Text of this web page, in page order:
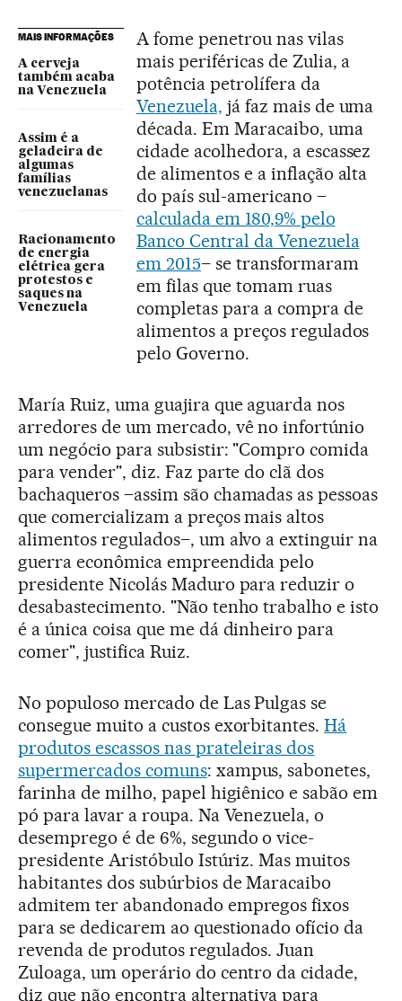
MAIS INFORMAÇÕES
A cerveja
também acaba
na Venezuela
Assim é a
geladeira de
algumas
famílias
venezuelanas
Racionamento
de energia
elétrica gera
protestos e
saques na
Venezuela
A fome penetrou nas vilas
mais periféricas de Zulia, a
potência petrolífera da
Venezuela, já faz mais de uma
década. Em Maracaibo, uma
cidade acolhedora, a escassez
de alimentos e a inflação alta
do país sul-americano –
calculada em 180,9% pelo
Banco Central da Venezuela
em 2015– se transformaram
em filas que tomam ruas
completas para a compra de
alimentos a preços regulados
pelo Governo.
María Ruiz, uma guajira que aguarda nos
arredores de um mercado, vê no infortúnio
um negócio para subsistir: "Compro comida
para vender", diz. Faz parte do clã dos
bachaqueros –assim são chamadas as pessoas
que comercializam a preços mais altos
alimentos regulados–, um alvo a extinguir na
guerra econômica empreendida pelo
presidente Nicolás Maduro para reduzir o
desabastecimento. "Não tenho trabalho e isto
é a única coisa que me dá dinheiro para
comer", justifica Ruiz.
No populoso mercado de Las Pulgas se
consegue muito a custos exorbitantes.Há
produtos escassos nas prateleiras dos
supermercados comuns: xampus, sabonetes,
farinha de milho, papel higiênico e sabão em
pó para lavar a roupa. Na Venezuela, o
desemprego é de 6%, segundo o vice-
presidente Aristóbulo Istúriz. Mas muitos
habitantes dos subúrbios de Maracaibo
admitem ter abandonado empregos fixos
para se dedicarem ao questionado ofício da
revenda de produtos regulados. Juan
Zuloaga, um operário do centro da cidade,
diz que não encontra alternativa para